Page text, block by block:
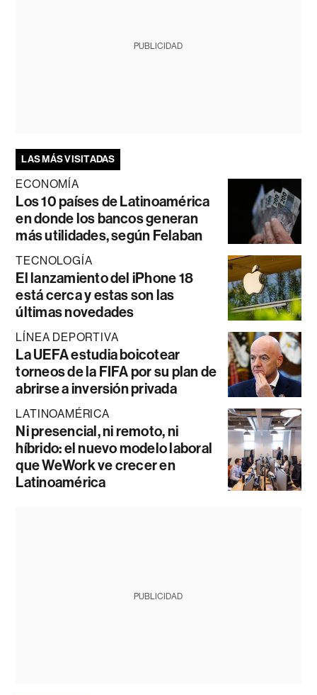
PUBLICIDAD
LAS MÁS VISITADAS
ECONOMÍA
Los 10 países de Latinoamérica
en donde los bancos generan
más utilidades, según Felaban
TECNOLOGÍA
El lanzamiento del iPhone 18
está cerca y estas son las
últimas novedades
LÍNEA DEPORTIVA
La UEFA estudia boicotear
torneos de la FIFA por su plan de
abrirse a inversión privada
LATINOAMÉRICA
Ni presencial, ni remoto, ni
híbrido: el nuevo modelo laboral
que WeWork ve crecer en
Latinoamérica
PUBLICIDAD